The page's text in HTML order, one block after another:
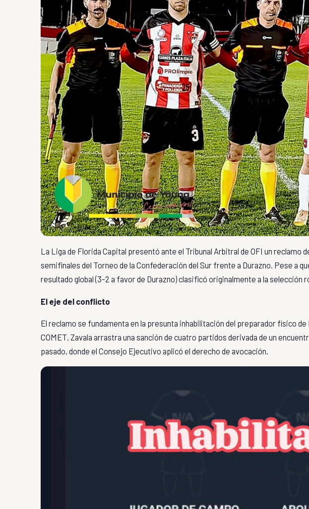
La Liga de Florida Capital presentó ante el Tribunal Arbitral de OFI un reclamo
semifinales del Torneo de la Confederación del Sur frente a Durazno. Pese a
resultado global (3-2 a favor de Durazno) clasificó originalmente a la selección
El eje del conflicto
El reclamo se fundamenta en la presunta inhabilitación del preparador físico de
COMET, Zavala arrastra una sanción de cuatro partidos derivada de un
pasado, donde el Consejo Ejecutivo aplicó el derecho de avocación.